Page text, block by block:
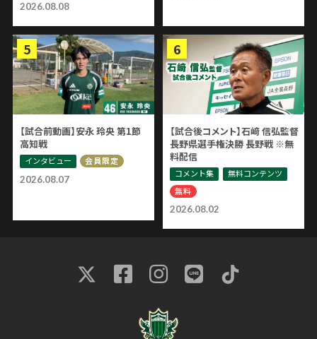
2026.08.08
2026.08.07
【試合前動画】安永 玲央 第1節
高知戦
インタビュー 会員限定
2026.08.02
【試合後コメント】石﨑 信弘監督
長野県選手権決勝 長野戦 ※無
料配信
コメント集
無料コンテンツ
無料